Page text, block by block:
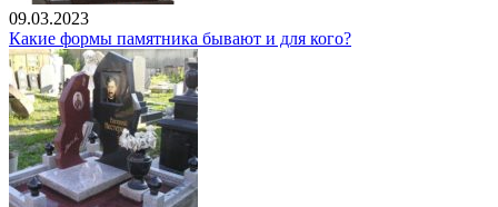
09.03.2023
Какие формы памятника бывают и для кого?